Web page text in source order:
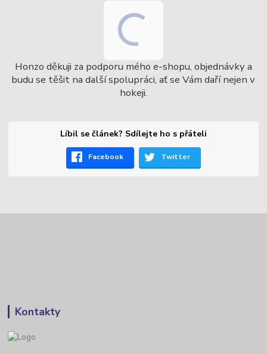
Honzo děkuji za podporu mého e-shopu, objednávky a
budu se těšit na další spolupráci, ať se Vám daří nejen v
hokeji.
Líbil se článek? Sdílejte ho s přáteli
Facebook Twitter
Kontakty